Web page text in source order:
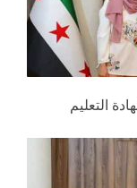
التعليم